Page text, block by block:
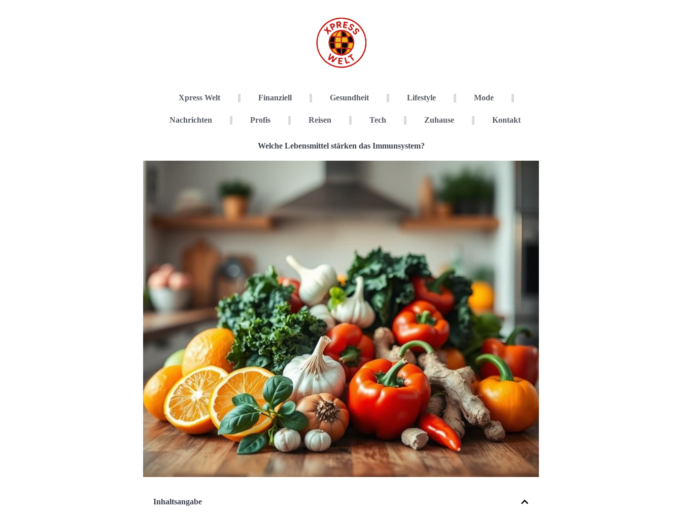
Xpress Welt Finanziell Gesundheit Lifestyle Mode
Nachrichten Profis Reisen Tech Zuhause Kontakt
Welche Lebensmittel stärken das Immunsystem?
Inhaltsangabe